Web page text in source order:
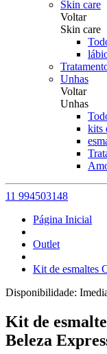
Skin care
Voltar
Skin care
Unhas
Voltar
Unhas
kits
11 994503148
Página Inicial
Outlet
Kit de esmaltes
Disponibilidade:
Kit de
Beleza